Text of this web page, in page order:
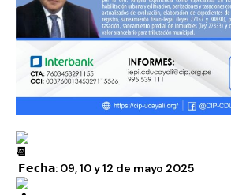
𝗙𝗲𝗰𝗵𝗮: 09, 10 y 12 de mayo 2025